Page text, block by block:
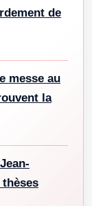
de
messe au
la